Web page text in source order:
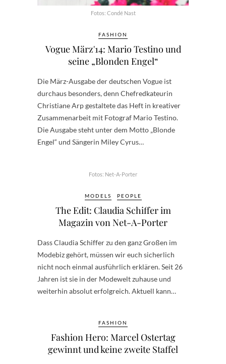
Fotos: Condé Nast
FASHION
Vogue März'14: Mario Testino und
seine „Blonden Engel“
Die März-Ausgabe der deutschen Vogue ist
durchaus besonders, denn Chefredkateurin
Christiane Arp gestaltete das Heft in kreativer
Zusammenarbeit mit Fotograf Mario Testino.
Die Ausgabe steht unter dem Motto „Blonde
Engel“ und Sängerin Miley Cyrus…
Fotos: Net-A-Porter
MODELS PEOPLE
The Edit: Claudia Schiffer im
Magazin von Net-A-Porter
Dass Claudia Schiffer zu den ganz Großen im
Modebiz gehört, müssen wir euch sicherlich
nicht noch einmal ausführlich erklären. Seit 26
Jahren ist sie in der Modewelt zuhause und
weiterhin absolut erfolgreich. Aktuell kann…
FASHION
Fashion Hero: Marcel Ostertag
gewinnt und keine zweite Staffel